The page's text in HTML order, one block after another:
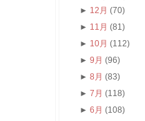
► 12月(70)
► 11月(81)
► 10月(112)
►9月(96)
►8月(83)
►7月(118)
►6月(108)